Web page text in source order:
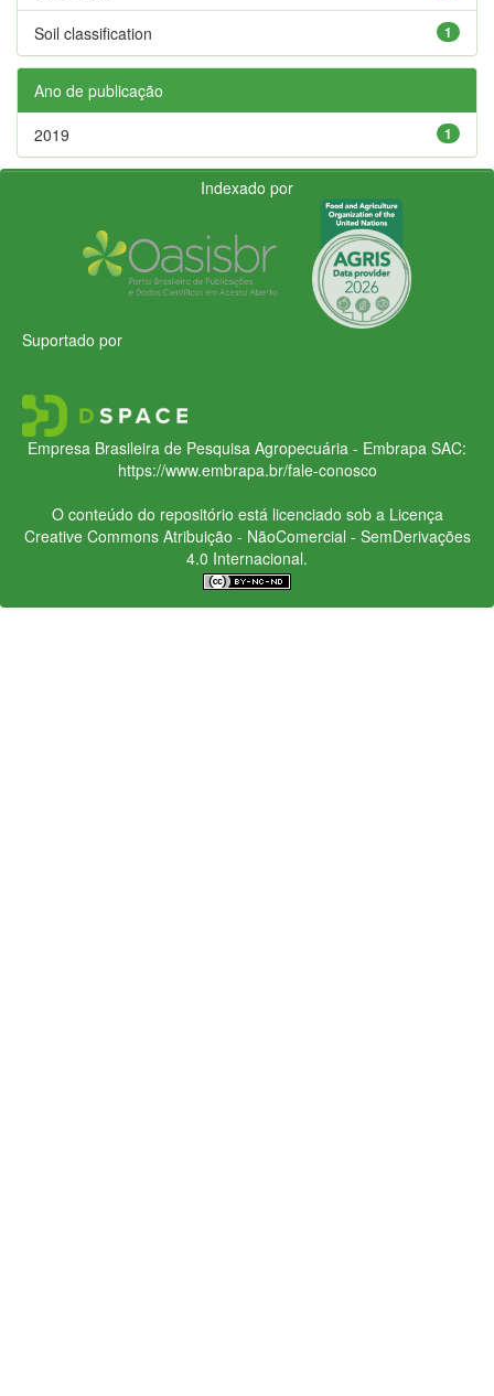
1
Soil classification
Ano de publicação
1
2019
Indexado por
Suportado por
Empresa Brasileira de Pesquisa Agropecuária - Embrapa SAC:
https://www.embrapa.br/fale-conosco
O conteúdo do repositório está licenciado sob a Licença
Creative CommonsAtribuição - NãoComercial - SemDerivações
4.0 Internacional.